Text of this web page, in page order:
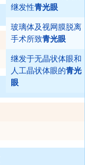
继发性青光眼
玻璃体及视网膜脱离
手术所致青光眼
继发于无晶状体眼和
人工晶状体眼的青光
眼